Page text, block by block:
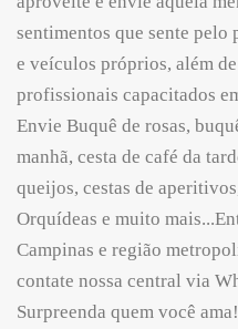
sentimentos que sente pelo
e veículos próprios, além
profissionais capacitados
Envie Buquê de rosas,
manhã, cesta de café da
queijos, cestas de
Orquídeas e muito
Campinas e região
contate nossa central via
Surpreenda quem você ama!